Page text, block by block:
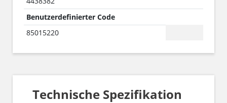
Benutzerdefinierter Code
85015220
Technische Spezifikation